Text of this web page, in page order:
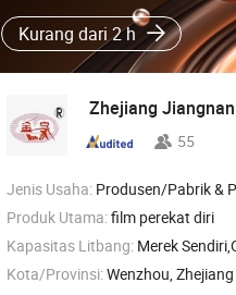
Kurang dari 2 h
Zhejiang
55
Jenis Usaha: Produsen/Pabrik &
Produk Utama:film perekat diri
Kapasitas Litbang: Merek
Kota/Provinsi:Wenzhou, Zhejiang